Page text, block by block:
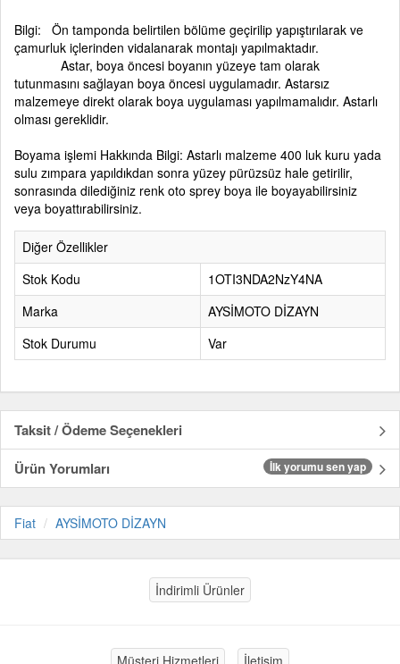
Bilgi: Ön tamponda belirtilen bölüme geçirilip yapıştırılarak ve
çamurluk içlerinden vidalanarak montajı yapılmaktadır.
Astar, boya öncesi boyanın yüzeye tam olarak
tutunmasını sağlayan boya öncesi uygulamadır. Astarsız
malzemeye direkt olarak boya uygulaması yapılmamalıdır. Astarlı
olması gereklidir.
Boyama işlemi Hakkında Bilgi: Astarlı malzeme 400 luk kuru yada
sulu zımpara yapıldıkdan sonra yüzey pürüzsüz hale getirilir,
sonrasında dilediğiniz renk oto sprey boya ile boyayabilirsiniz
veya boyattırabilirsiniz.
Diğer Özellikler
Stok Kodu
1OTI3NDA2NzY4NA
Marka
AYSİMOTO DİZAYN
Stok Durumu
Var
Taksit / Ödeme Seçenekleri
Ürün Yorumları
İlk yorumu sen yap
Fiat AYSİMOTO DİZAYN
İndirimli Ürünler
Müşteri Hizmetleri İletişim